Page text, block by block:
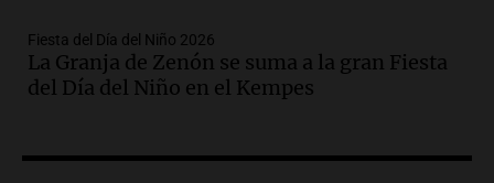
Episodios
Audio.Gabriela Irrazábal: “Un 35,5% de
la población del país fue a templos a
Episodios
Fiesta del Día del Niño 2026
La Granja de Zenón se suma a la gran Fiesta
del Día del Niño en el Kempes